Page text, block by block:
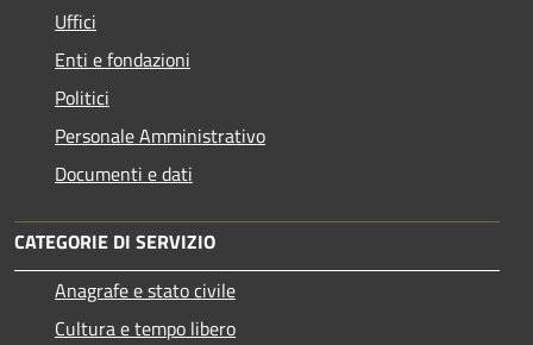
Uffici
Enti e fondazioni
Politici
Personale Amministrativo
Documenti e dati
CATEGORIE DI SERVIZIO
Anagrafe e stato civile
Cultura e tempo libero